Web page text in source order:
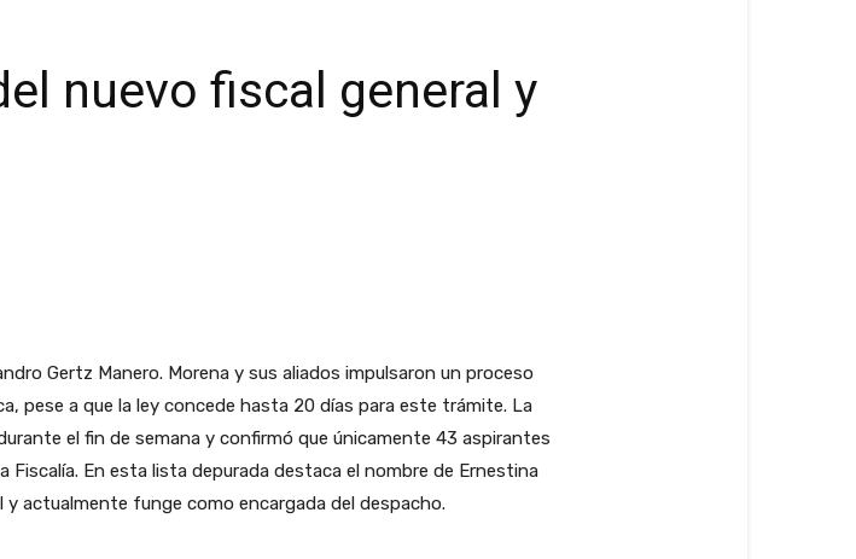
nuevo fiscal general y
Gertz Manero. Morena y sus aliados impulsaron un proceso
pese a que la ley concede hasta 20 días para este trámite. La
el fin de semana y confirmó que únicamente 43 aspirantes
En esta lista depurada destaca el nombre de Ernestina
y actualmente funge como encargada del despacho.